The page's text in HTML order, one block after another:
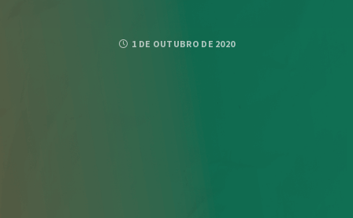
1 DE OUTUBRO DE 2020